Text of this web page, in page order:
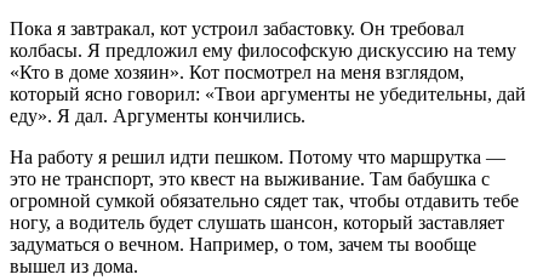
Пока я завтракал, кот устроил забастовку. Он требовал
колбасы. Я предложил ему философскую дискуссию на тему
«Кто в доме хозяин». Кот посмотрел на меня взглядом,
который ясно говорил: «Твои аргументы не убедительны, дай
еду». Я дал. Аргументы кончились.
На работу я решил идти пешком. Потому что маршрутка —
это не транспорт, это квест на выживание. Там бабушка с
огромной сумкой обязательно сядет так, чтобы отдавить тебе
ногу, а водитель будет слушать шансон, который заставляет
задуматься о вечном. Например, о том, зачем ты вообще
вышел из дома.